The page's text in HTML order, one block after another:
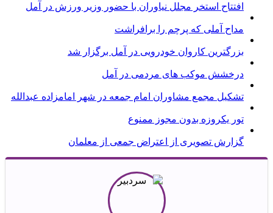
افتتاح استخر مجلل نیاوران با حضور وزیر ورزش در آمل
مداح آملی که پرچم را برافراشت
بزرگترین کاروان خودرویی در آمل برگزار شد
درخشش موکب های مردمی در آمل
تشکیل مجمع مشاوران امام جمعه در شهر امامزاده عبدالله
تور یکروزه بدون مجوز ممنوع
گزارش تصویری از اعتراض جمعی از معلمان